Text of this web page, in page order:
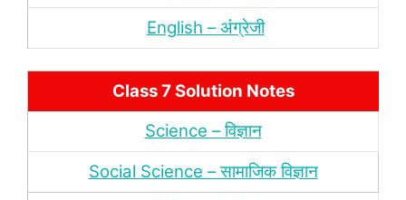
English – अंंग्रेजी
Class 7 Solution Notes
Science – विज्ञान
Social Science – सामाजिक विज्ञान